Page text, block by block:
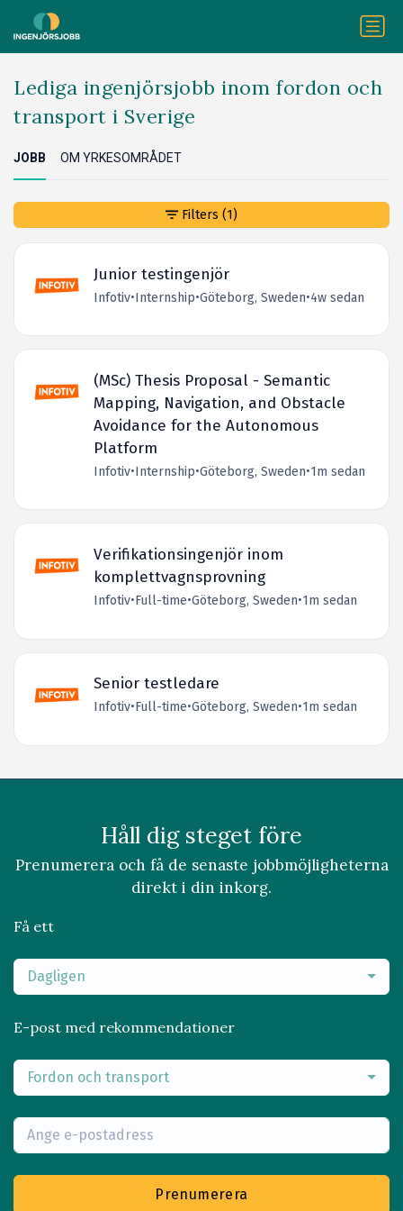
Lediga ingenjörsjobb inom fordon och
transport i Sverige
JOBB OM YRKESOMRÅDET
Junior testingenjör
Infotiv•Internship•Göteborg, Sweden•4w sedan
(MSc) Thesis Proposal - Semantic
Mapping, Navigation, and Obstacle
Avoidance for the Autonomous
Platform
Infotiv•Internship•Göteborg, Sweden•1m sedan
Verifikationsingenjör inom
komplettvagnsprovning
Infotiv•Full-time•Göteborg, Sweden•1m sedan
Senior testledare
Infotiv•Full-time•Göteborg, Sweden•1m sedan
Filters (1)
Håll dig steget före
Prenumerera och få de senaste jobbmöjligheterna
direkt i din inkorg.
Få ett
Dagligen
E-post med rekommendationer
Fordon och transport
Prenumerera